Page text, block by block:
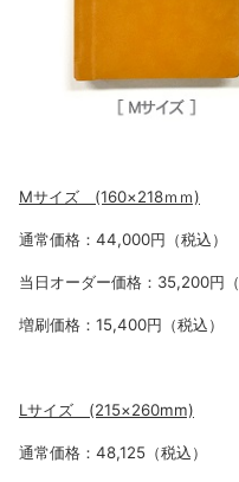
Mサイズ (160×218ｍｍ)
通常価格：44,000円（税込）
当日オーダー価格：35,200円（
増刷価格：15,400円（税込）
Lサイズ (215×260mm)
通常価格：48,125（税込）